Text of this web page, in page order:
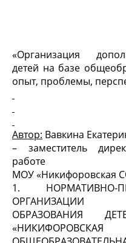
«Организация
детей на базе
опыт, проблемы,
Автор: Вавкина
– заместитель
работе
МОУ «Никифоровская
1.
ОРГАНИЗАЦИИ
ОБРАЗОВАНИЯ